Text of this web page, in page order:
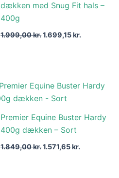
dækken med Snug Fit hals –
400g
1.999,00kr.1.699,15kr.
Premier Equine Buster Hardy
400g dækken – Sort
1.849,00kr.
Den
oprindelige
pris
1.849,00 kr..
1.571,65kr.
Den
aktuelle
1.571,65 kr..